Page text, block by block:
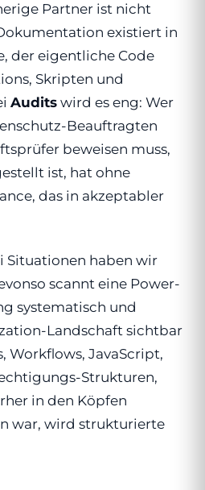
Partner ist nicht
existiert in
der eigentliche Code
Skripten und
Audits wird es eng: Wer
Beauftragten
beweisen muss,
ist, hat ohne
das in akzeptabler
Situationen haben wir
scannt eine Power-
systematisch und
Landschaft sichtbar
JavaScript,
Strukturen,
in den Köpfen
war, wird strukturierte